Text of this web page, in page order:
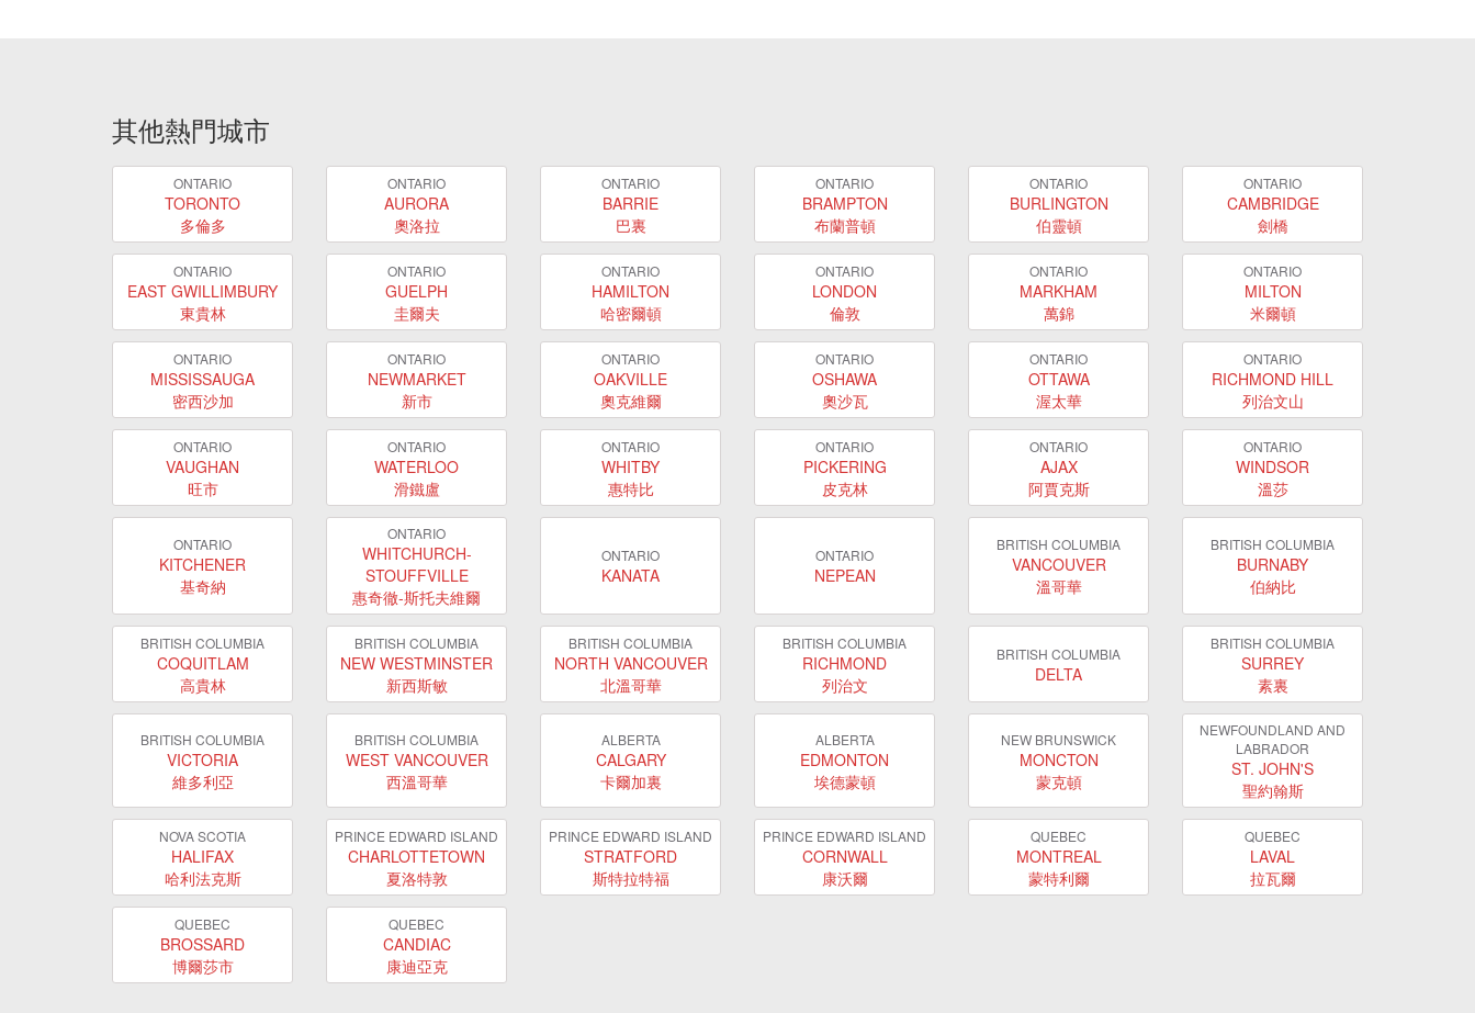
其他熱門城市
ONTARIO
TORONTO
多倫多
ONTARIO
AURORA
奧洛拉
ONTARIO
BARRIE
巴裏
ONTARIO
BRAMPTON
布蘭普頓
ONTARIO
BURLINGTON
伯靈頓
ONTARIO
CAMBRIDGE
劍橋
ONTARIO
EAST GWILLIMBURY
東貴林
ONTARIO
GUELPH
圭爾夫
ONTARIO
HAMILTON
哈密爾頓
ONTARIO
LONDON
倫敦
ONTARIO
MARKHAM
萬錦
ONTARIO
MILTON
米爾頓
ONTARIO
MISSISSAUGA
密西沙加
ONTARIO
NEWMARKET
新市
ONTARIO
OAKVILLE
奧克維爾
ONTARIO
OSHAWA
奧沙瓦
ONTARIO
OTTAWA
渥太華
ONTARIO
RICHMOND HILL
列治文山
ONTARIO
VAUGHAN
旺市
ONTARIO
WATERLOO
滑鐵盧
ONTARIO
WHITBY
惠特比
ONTARIO
PICKERING
皮克林
ONTARIO
AJAX
阿賈克斯
ONTARIO
WINDSOR
溫莎
ONTARIO
KITCHENER
基奇納
ONTARIO
WHITCHURCH-
STOUFFVILLE
惠奇徹-斯托夫維爾
ONTARIO
KANATA
ONTARIO
NEPEAN
BRITISH COLUMBIA
VANCOUVER
溫哥華
BRITISH COLUMBIA
BURNABY
伯納比
BRITISH COLUMBIA
COQUITLAM
高貴林
BRITISH COLUMBIA
NEW WESTMINSTER
新西斯敏
BRITISH COLUMBIA
NORTH VANCOUVER
北溫哥華
BRITISH COLUMBIA
RICHMOND
列治文
BRITISH COLUMBIA
DELTA
BRITISH COLUMBIA
SURREY
素裏
BRITISH COLUMBIA
VICTORIA
維多利亞
BRITISH COLUMBIA
WEST VANCOUVER
西溫哥華
ALBERTA
CALGARY
卡爾加裏
ALBERTA
EDMONTON
埃德蒙頓
NEW BRUNSWICK
MONCTON
蒙克頓
NEWFOUNDLAND AND
LABRADOR
ST. JOHN'S
聖約翰斯
NOVA SCOTIA
HALIFAX
哈利法克斯
PRINCE EDWARD ISLAND
CHARLOTTETOWN
夏洛特敦
PRINCE EDWARD ISLAND
STRATFORD
斯特拉特福
PRINCE EDWARD ISLAND
CORNWALL
康沃爾
QUEBEC
MONTREAL
蒙特利爾
QUEBEC
LAVAL
拉瓦爾
QUEBEC
BROSSARD
博爾莎市
QUEBEC
CANDIAC
康迪亞克